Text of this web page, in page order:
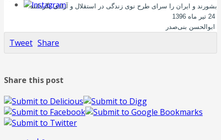
بشورند و ایران را سرای طرح نوی زندگی در استقلال و آزادی بگردانند.
24 تیر ماه 1396
ابوالحسن بنی‌صدر
Tweet Share
Share this post